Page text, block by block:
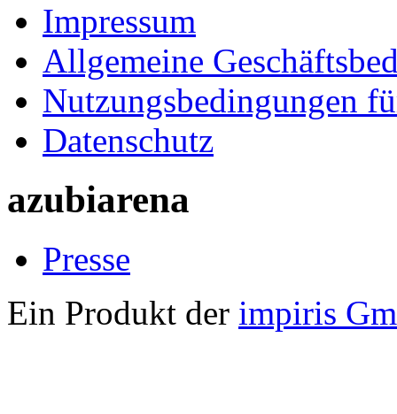
Impressum
Allgemeine
Nutzungsbedingungen
Datenschutz
azubiarena
Presse
Ein Produkt der impiris